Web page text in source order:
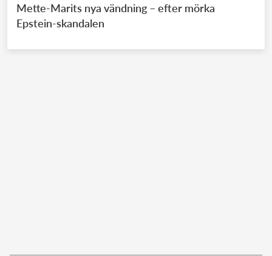
Mette-Marits nya vändning – efter mörka
Epstein-skandalen